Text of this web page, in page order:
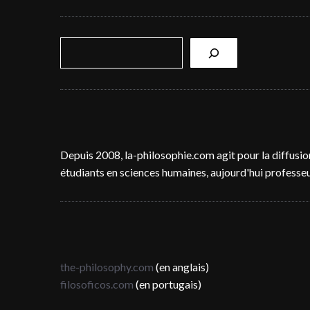
c
h
r
Depuis 2008, la-philosophie.com agit pour la
étudiants en sciences humaines, aujourd'hui
the-philosophy.com (en anglais)
filosoficos.com (en portugais)